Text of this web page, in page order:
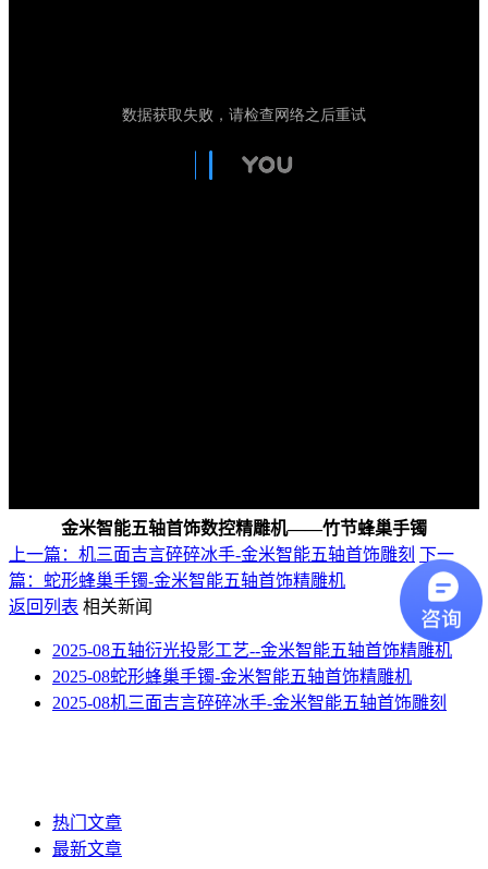
金米智能五轴首饰数控精雕机——竹节蜂巢手镯
上一篇：机三面吉言碎碎冰手-金米智能五轴首饰雕刻 下一
篇：蛇形蜂巢手镯-金米智能五轴首饰精雕机
返回列表 相关新闻
2025-08五轴衍光投影工艺--金米智能五轴首饰精雕机
2025-08蛇形蜂巢手镯-金米智能五轴首饰精雕机
2025-08机三面吉言碎碎冰手-金米智能五轴首饰雕刻
热门文章
最新文章